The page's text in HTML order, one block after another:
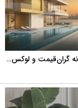
رازهای شگفت‌انگیز دکوراسیون و طراحی 10 خانه گران‌قیمت و لوکس دبی که هوش از سرتان می‌برد!